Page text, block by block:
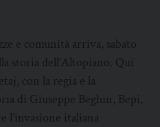
e comunità arriva, sabato
storia dell’Altopiano. Qui
con la regia e la
di Giuseppe Beghin, Bepi,
l’invasione italiana